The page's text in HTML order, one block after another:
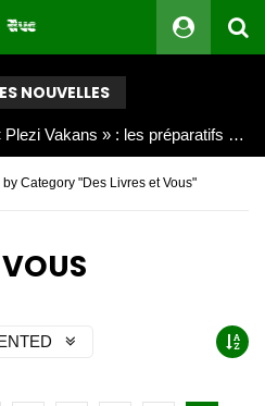
NOUVELLES
Joy Clerf Derisier, sur les traces de son père : évangéliser par la musique
Category "Des Livres et Vous"